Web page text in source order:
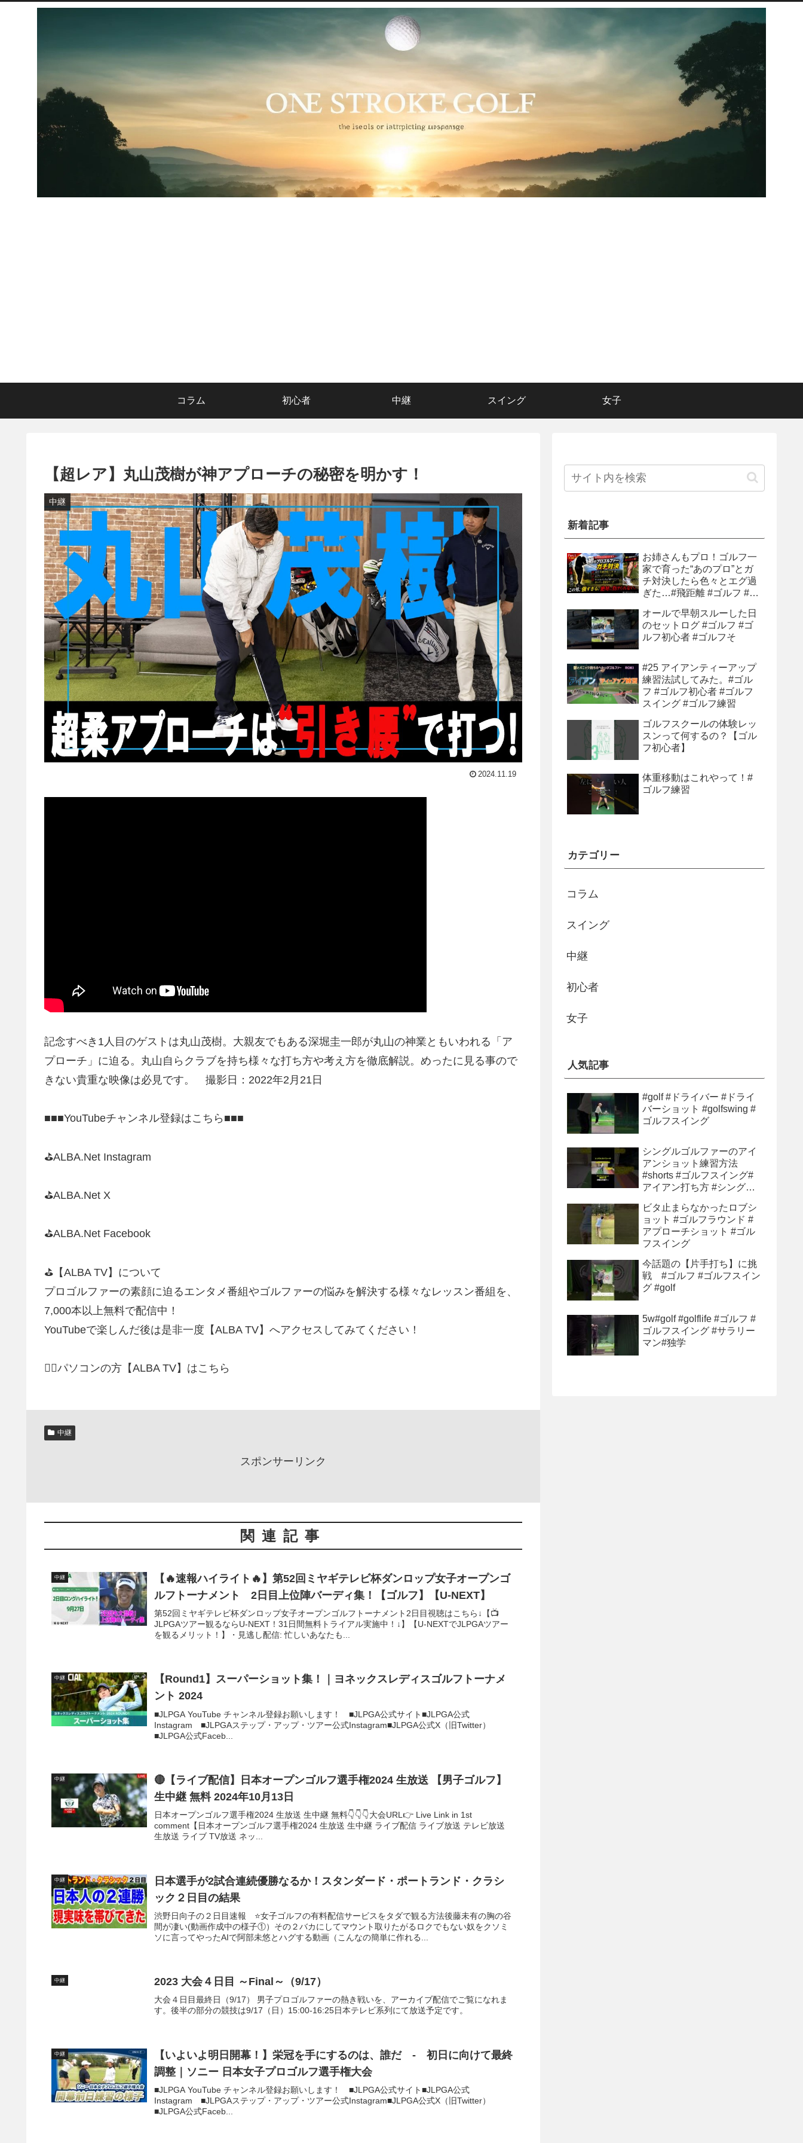
コラム 初心者 中継 スイング 女子
【超レア】丸山茂樹が神アプローチの秘密を明かす！
中継
2024.11.19
記念すべき1人目のゲストは丸山茂樹。大親友でもある深堀圭一郎が丸山の神業ともいわれる「ア
プローチ」に迫る。丸山自らクラブを持ち様々な打ち方や考え方を徹底解説。めったに見る事ので
きない貴重な映像は必見です。 撮影日：2022年2月21日
■■■YouTubeチャンネル登録はこちら■■■
⛳️ALBA.Net Instagram
⛳️ALBA.Net X
⛳️ALBA.Net Facebook
⛳️【ALBA TV】について
プロゴルファーの素顔に迫るエンタメ番組やゴルファーの悩みを解決する様々なレッスン番組を、
7,000本以上無料で配信中！
YouTubeで楽しんだ後は是非一度【ALBA TV】へアクセスしてみてください！
🏌️‍♀️パソコンの方【ALBA TV】はこちら
中継
スポンサーリンク
関連記事
中継
【🔥速報ハイライト🔥】第52回ミヤギテレビ杯ダンロップ女子オープンゴ
ルフトーナメント 2日目上位陣バーディ集！【ゴルフ】【U-NEXT】
第52回ミヤギテレビ杯ダンロップ女子オープンゴルフトーナメント2日目視聴はこちら↓【📺
JLPGAツアー観るならU-NEXT！31日間無料トライアル実施中！↓】【U-NEXTでJLPGAツアー
を観るメリット！】・見逃し配信: 忙しいあなたも...
中継
【Round1】スーパーショット集！｜ヨネックスレディスゴルフトーナメ
ント 2024
■JLPGA YouTube チャンネル登録お願いします！ ■JLPGA公式サイト■JLPGA公式
Instagram ■JLPGAステップ・アップ・ツアー公式Instagram■JLPGA公式X（旧Twitter）
■JLPGA公式Faceb...
中継
🔴【ライブ配信】日本オープンゴルフ選手権2024 生放送 【男子ゴルフ】
生中継 無料 2024年10月13日
日本オープンゴルフ選手権2024 生放送 生中継 無料👇👇👇大会URL👉 Live Link in 1st
comment【日本オープンゴルフ選手権2024 生放送 生中継 ライブ配信 ライブ放送 テレビ放送
生放送 ライブ TV放送 ネッ...
中継
日本選手が2試合連続優勝なるか！スタンダード・ポートランド・クラシ
ック２日目の結果
渋野日向子の２日目速報 ⭐️女子ゴルフの有料配信サービスをタダで観る方法後藤未有の胸の谷
間が凄い(動画作成中の様子①）その２バカにしてマウント取りたがるロクでもない奴をクソミ
ソに言ってやったAIで阿部未悠とハグする動画（こんなの簡単に作れる...
中継 2023 大会４日目 ～Final～（9/17）
大会４日目最終日（9/17） 男子プロゴルファーの熱き戦いを、アーカイブ配信でご覧になれま
す。後半の部分の競技は9/17（日）15:00-16:25日本テレビ系列にて放送予定です。
中継
【いよいよ明日開幕！】栄冠を手にするのは、誰だ - 初日に向けて最終
調整｜ソニー 日本女子プロゴルフ選手権大会
■JLPGA YouTube チャンネル登録お願いします！ ■JLPGA公式サイト■JLPGA公式
Instagram ■JLPGAステップ・アップ・ツアー公式Instagram■JLPGA公式X（旧Twitter）
■JLPGA公式Faceb...
新着記事
お姉さんもプロ！ゴルフ一
家で育った“あのプロ”とガ
チ対決したら色々とエグ過
ぎた…#飛距離 #ゴルフ #ゴ
ティーショット
オールで早朝スルーした日
のセットログ #ゴルフ #ゴ
ルフ初心者 #ゴルフそ
#25 アイアンティーアップ
練習法試してみた。#ゴル
フ #ゴルフ初心者 #ゴルフ
スイング #ゴルフ練習
ゴルフスクールの体験レッ
スンって何するの？【ゴル
フ初心者】
体重移動はこれやって！#
ゴルフ練習
カテゴリー
コラム
スイング
中継
初心者
女子
人気記事
#golf #ドライバー #ドライ
バーショット #golfswing #
ゴルフスイング
シングルゴルファーのアイ
アンショット練習方法
#shorts #ゴルフスイング#
アイアン打ち方 #シングル
ゴルフ練習方法
ビタ止まらなかったロブシ
ョット #ゴルフラウンド #
アプローチショット #ゴル
フスイング
今話題の【片手打ち】に挑
戦 #ゴルフ #ゴルフスイン
グ #golf
5w#golf #golflife #ゴルフ #
ゴルフスイング #サラリー
マン#独学